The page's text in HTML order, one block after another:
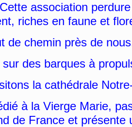
association
riches en faune et
de chemin près de
des barques à
la cathédrale
à la Vierge Marie,
de France et présente